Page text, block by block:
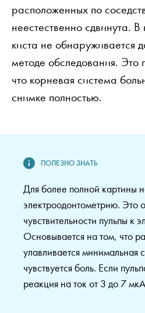
расположенных по
неестественно сдвинута.
киста не обнаруживается
методе обследования. Это
что корневая система
снимке полностью.
Для более полной картины
электроодонтометрию. Это
чувствительности пульпы к
Основывается на том, что
улавливается минимальная
чувствуется боль. Если
реакция на ток от 3 до 7